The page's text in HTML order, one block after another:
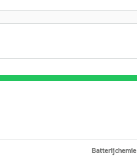
Batterijchemie